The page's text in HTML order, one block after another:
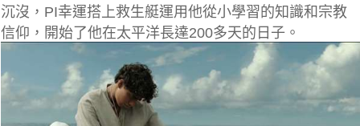
沉沒，PI幸運搭上救生艇運用他從小學習的知識和宗教
信仰，開始了他在太平洋長達200多天的日子。